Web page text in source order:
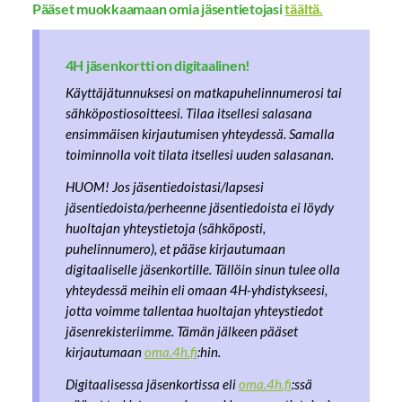
Pääset muokkaamaan omia jäsentietojasitäältä.
4H jäsenkortti on digitaalinen!
Käyttäjätunnuksesi on matkapuhelinnumerosi tai
sähköpostiosoitteesi. Tilaa itsellesi salasana
ensimmäisen kirjautumisen yhteydessä. Samalla
toiminnolla voit tilata itsellesi uuden salasanan.
HUOM! Jos jäsentiedoistasi/lapsesi
jäsentiedoista/perheenne jäsentiedoista ei löydy
huoltajan yhteystietoja (sähköposti,
puhelinnumero), et pääse kirjautumaan
digitaaliselle jäsenkortille. Tällöin sinun tulee olla
yhteydessä meihin eli omaan 4H-yhdistykseesi,
jotta voimme tallentaa huoltajan yhteystiedot
jäsenrekisteriimme. Tämän jälkeen pääset
kirjautumaanoma.4h.fi:hin.
Digitaalisessa jäsenkortissa elioma.4h.fi:ssä